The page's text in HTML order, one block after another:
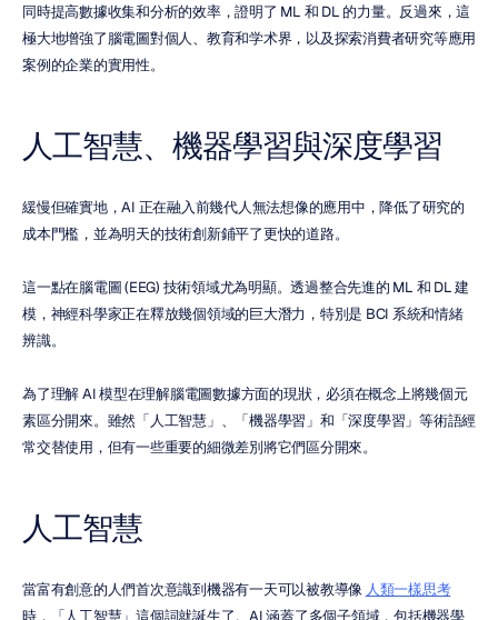
同時提高數據收集和分析的效率，證明了 ML 和 DL 的力量。反過來，這
極大地增強了腦電圖對個人、教育和学术界，以及探索消費者研究等應用
案例的企業的實用性。
人工智慧、機器學習與深度學習
緩慢但確實地，AI 正在融入前幾代人無法想像的應用中，降低了研究的
成本門檻，並為明天的技術創新鋪平了更快的道路。
這一點在腦電圖 (EEG) 技術領域尤為明顯。透過整合先進的 ML 和 DL 建
模，神經科學家正在釋放幾個領域的巨大潛力，特別是 BCI 系統和情緒
辨識。
為了理解 AI 模型在理解腦電圖數據方面的現狀，必須在概念上將幾個元
素區分開來。雖然「人工智慧」、「機器學習」和「深度學習」等術語經
常交替使用，但有一些重要的細微差別將它們區分開來。
人工智慧
當富有創意的人們首次意識到機器有一天可以被教導像 人類一樣思考
時，「人工智慧」這個詞就誕生了。AI 涵蓋了多個子領域，包括機器學